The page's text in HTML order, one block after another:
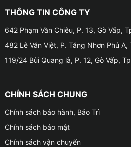
hợp định vụ GPS. Có thể thống
đảm bảo về tính thẩm mỹ cao .
THÔNG TIN CÔNG TY
642 Phạm Văn Chiêu, P. 13, Gò Vấp,
482 Lê Văn Việt, P. Tăng Nhơn Phú A,
119/24 Bùi Quang là, P. 12, Gò Vấp,
CHÍNH SÁCH CHUNG
Chính sách bảo hành, Bảo Trì
Chính sách bảo mật
Chính sách vận chuyển